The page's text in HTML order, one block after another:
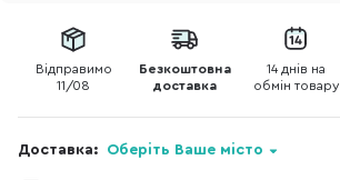
Відправимо
11/08
Безкоштовна
доставка
14 днів на
обмін товару
Доставка: Оберіть Ваше місто